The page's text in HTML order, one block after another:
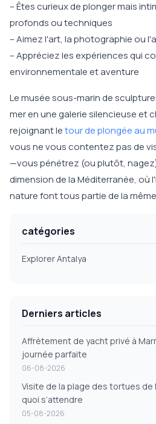
– Êtes curieux de plonger mais
profonds ou techniques
– Aimez l'art, la photographie ou
– Appréciez les expériences qui
environnementale et aventure
Le musée sous-marin de
mer en une galerie silencieuse et
rejoignant letour de plongée au
vous ne vous contentez pas de
—vous pénétrez (ou plutôt,
dimension de la Méditerranée, où
nature font tous partie de la
catégories
Explorer Antalya
Derniers articles
Affrètement de yacht privé à
journée parfaite
06-08-2026
Visite de la plage des tortues de
quoi s’attendre
05-08-2026